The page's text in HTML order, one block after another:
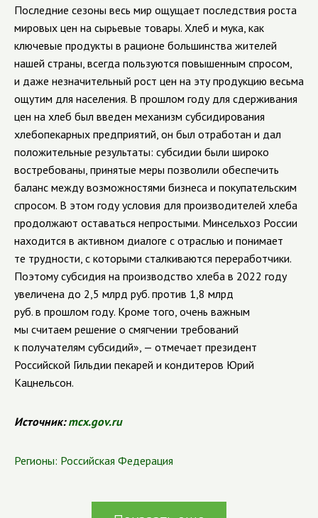
Последние сезоны весь мир ощущает последствия роста
мировых цен на сырьевые товары. Хлеб и мука, как
ключевые продукты в рационе большинства жителей
нашей страны, всегда пользуются повышенным спросом,
и даже незначительный рост цен на эту продукцию весьма
ощутим для населения. В прошлом году для сдерживания
цен на хлеб был введен механизм субсидирования
хлебопекарных предприятий, он был отработан и дал
положительные результаты: субсидии были широко
востребованы, принятые меры позволили обеспечить
баланс между возможностями бизнеса и покупательским
спросом. В этом году условия для производителей хлеба
продолжают оставаться непростыми. Минсельхоз России
находится в активном диалоге с отраслью и понимает
те трудности, с которыми сталкиваются переработчики.
Поэтому субсидия на производство хлеба в 2022 году
увеличена до 2,5 млрд руб. против 1,8 млрд
руб. в прошлом году. Кроме того, очень важным
мы считаем решение о смягчении требований
к получателям субсидий», — отмечает президент
Российской Гильдии пекарей и кондитеров Юрий
Кацнельсон.
Источник:mcx.gov.ru
Регионы: Российская Федерация